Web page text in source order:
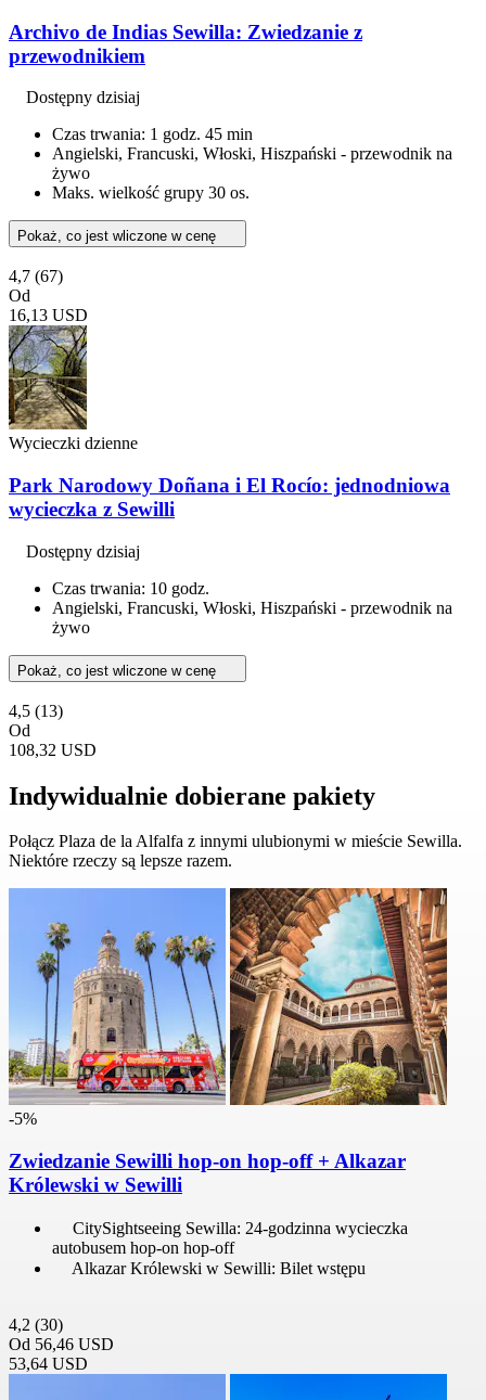
Archivo de Indias Sewilla: Zwiedzanie z
przewodnikiem
Dostępny dzisiaj
Czas trwania: 1 godz. 45 min
Angielski, Francuski, Włoski, Hiszpański - przewodnik na
żywo
Maks. wielkość grupy 30 os.
Pokaż, co jest wliczone w cenę
4,7 (67)
Od
16,13 USD
Wycieczki dzienne
Park Narodowy Doñana i El Rocío: jednodniowa
wycieczka z Sewilli
Dostępny dzisiaj
Czas trwania: 10 godz.
Angielski, Francuski, Włoski, Hiszpański - przewodnik na
żywo
Pokaż, co jest wliczone w cenę
4,5 (13)
Od
108,32 USD
Indywidualnie dobierane pakiety
Połącz Plaza de la Alfalfa z innymi ulubionymi w mieście Sewilla.
Niektóre rzeczy są lepsze razem.
-5%
Zwiedzanie Sewilli hop-on hop-off + Alkazar
Królewski w Sewilli
CitySightseeing Sewilla: 24-godzinna wycieczka
autobusem hop-on hop-off
Alkazar Królewski w Sewilli: Bilet wstępu
4,2 (30)
Od 56,46 USD
53,64 USD